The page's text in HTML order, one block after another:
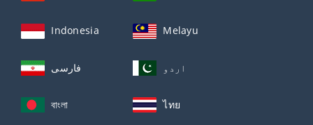
Indonesia Melayu
فارسی اردو
বাংলা ไทย